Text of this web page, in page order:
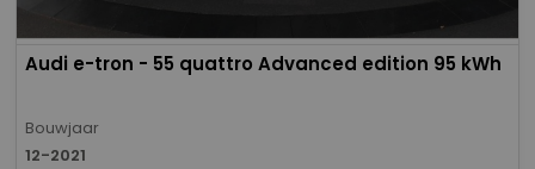
Audi e-tron - 55 quattro Advanced edition 95 kWh
Bouwjaar
12-2021